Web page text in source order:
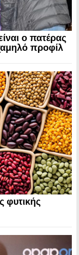
ο πατέρας
προφίλ
φυτικής